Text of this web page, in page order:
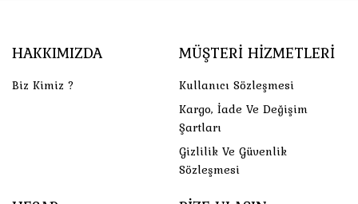
HAKKIMIZDA
Biz Kimiz ?
MÜŞTERI HIZMETLERI
Kullanıcı Sözleşmesi
Kargo, İade Ve Değişim
Şartları
Gizlilik Ve Güvenlik
Sözleşmesi